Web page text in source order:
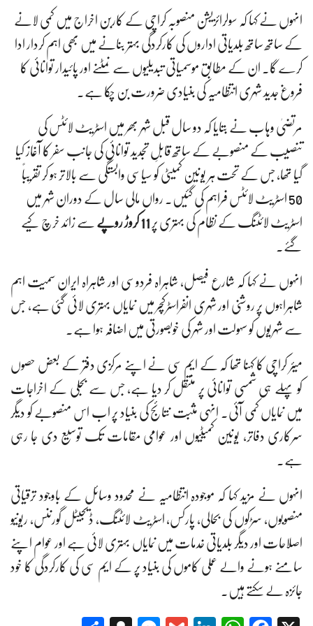
انہوں نے کہا کہ سولرائزیشن منصوبہ کراچی کے کاربن اخراج میں کمی لانے
کے ساتھ ساتھ بلدیاتی اداروں کی کارکردگی بہتر بنانے میں بھی اہم کردار ادا
کرے گا۔ ان کے مطابق موسمیاتی تبدیلیوں سے نمٹنے اور پائیدار توانائی کا
فروغ جدید شہری انتظامیہ کی بنیادی ضرورت بن چکا ہے۔
مرتضیٰ وہاب نے بتایا کہ دو سال قبل شہر بھر میں اسٹریٹ لائٹس کی
تنصیب کے منصوبے کے ساتھ قابلِ تجدید توانائی کی جانب سفر کا آغاز کیا
گیا تھا، جس کے تحت ہر یونین کمیٹی کو سیاسی وابستگی سے بالاتر ہو کر تقریباً
50 اسٹریٹ لائٹس فراہم کی گئیں۔ رواں مالی سال کے دوران شہر میں
اسٹریٹ لائٹنگ کے نظام کی بہتری پر 11 کروڑ روپے
سے زائد خرچ کیے
گئے۔
انہوں نے کہا کہ شارع فیصل، شاہراہ فردوسی اور شاہراہ ایران سمیت اہم
شاہراہوں پر روشنی اور شہری انفراسٹرکچر میں نمایاں بہتری لائی گئی ہے، جس
سے شہریوں کو سہولت اور شہر کی خوبصورتی میں اضافہ ہوا ہے۔
میئر کراچی کا کہنا تھا کہ کے ایم سی نے اپنے مرکزی دفتر کے بعض حصوں
کو پہلے ہی شمسی توانائی پر منتقل کر دیا ہے، جس سے بجلی کے اخراجات
میں نمایاں کمی آئی۔ انہی مثبت نتائج کی بنیاد پر اب اس منصوبے کو دیگر
سرکاری دفاتر، یونین کمیٹیوں اور عوامی مقامات تک توسیع دی جا رہی
ہے۔
انہوں نے مزید کہا کہ موجودہ انتظامیہ نے محدود وسائل کے باوجود ترقیاتی
منصوبوں، سڑکوں کی بحالی، پارکس، اسٹریٹ لائٹنگ، ڈیجیٹل گورننس، ریونیو
اصلاحات اور دیگر بلدیاتی خدمات میں نمایاں بہتری لائی ہے اور عوام اپنے
سامنے ہونے والے عملی کاموں کی بنیاد پر کے ایم سی کی کارکردگی کا خود
جائزہ لے سکتے ہیں۔